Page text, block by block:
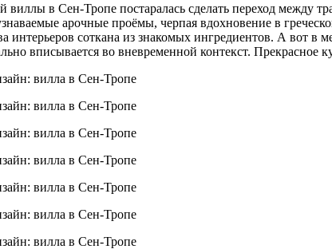
виллы в Сен-Тропе постаралась сделать переход
арочные проёмы, черпая вдохновение в
соткана из знакомых ингредиентов. А вот в
вписывается во вневременной контекст. Прекрасное